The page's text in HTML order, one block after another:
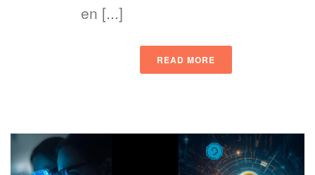
en [...]
READ MORE